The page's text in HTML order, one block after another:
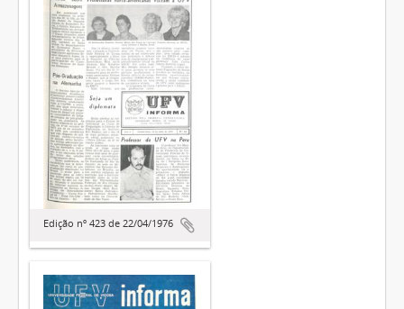
Edição nº 423 de 22/04/1976